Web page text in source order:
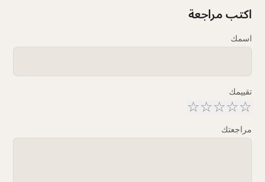
اكتب مراجعة
اسمك
تقييمك
☆
☆
☆
☆
☆
مراجعتك